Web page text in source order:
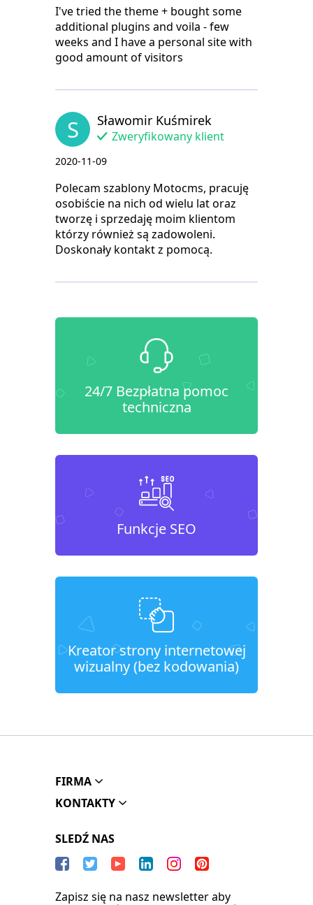
I've tried the theme + bought some
additional plugins and voila - few
weeks and I have a personal site with
good amount of visitors
S Sławomir Kuśmirek
Zweryfikowany klient
2020-11-09
Polecam szablony Motocms, pracuję
osobiście na nich od wielu lat oraz
tworzę i sprzedaję moim klientom
którzy również są zadowoleni.
Doskonały kontakt z pomocą.
24/7 Bezpłatna pomoc
techniczna
Funkcje SEO
Kreator strony internetowej
wizualny (bez kodowania)
FIRMA
KONTAKTY
SLEDŹ NAS
Zapisz się na nasz newsletter aby